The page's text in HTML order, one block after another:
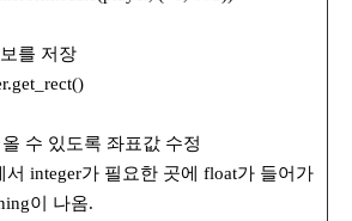
를 저장
수 있도록 좌표값 수정
서 integer가 필요한 곳에 float가 들어가
이 나옴.